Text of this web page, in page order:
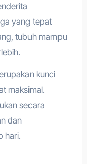
yang tepat
tubuh mampu
kunci
maksimal.
secara
dan
hari.